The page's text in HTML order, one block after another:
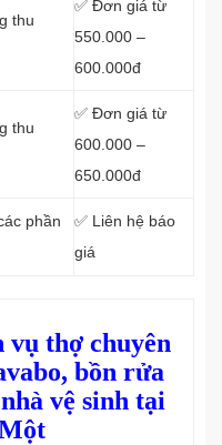
thu
✅ Đơn giá từ
550.000 –
600.000đ
thu
✅ Đơn giá từ
600.000 –
650.000đ
phần
✅ Liên hệ báo
giá
vụ thợ chuyên
bồn rửa
vệ sinh tại